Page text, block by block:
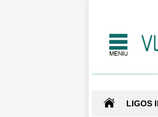
LIGOS